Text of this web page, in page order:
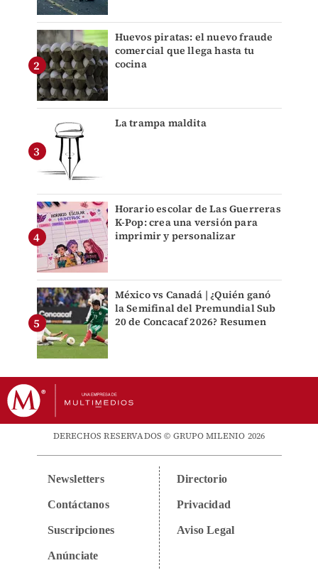
Huevos piratas: el nuevo fraude
comercial que llega hasta tu
cocina
La trampa maldita
Horario escolar de Las Guerreras
K-Pop: crea una versión para
imprimir y personalizar
México vs Canadá | ¿Quién ganó
la Semifinal del Premundial Sub
20 de Concacaf 2026? Resumen
DERECHOS RESERVADOS © GRUPO MILENIO 2026
Newsletters
Contáctanos
Suscripciones
Anúnciate
Directorio
Privacidad
Aviso Legal